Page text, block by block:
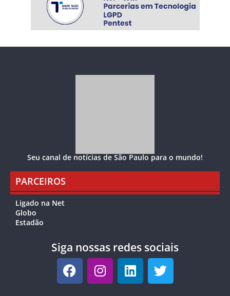
Seu canal de notícias de São Paulo para o mundo!
PARCEIROS
Ligado na Net
Globo
Estadão
Siga nossas redes sociais